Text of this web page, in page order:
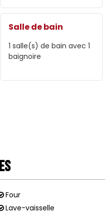
Salle de bain
1 salle(s) de bain avec 1
baignoire
Four
Lave-vaisselle